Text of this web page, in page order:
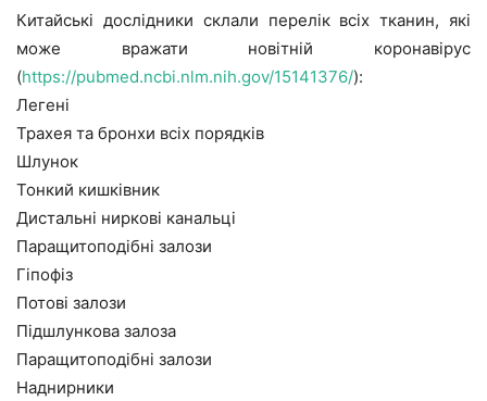
Китайські дослідники склали перелік всіх тканин, які
може вражати новітній коронавірус
(https://pubmed.ncbi.nlm.nih.gov/15141376/):
Легені
Трахея та бронхи всіх порядків
Шлунок
Тонкий кишківник
Дистальні ниркові канальці
Паращитоподібні залози
Гіпофіз
Потові залози
Підшлункова залоза
Паращитоподібні залози
Наднирники